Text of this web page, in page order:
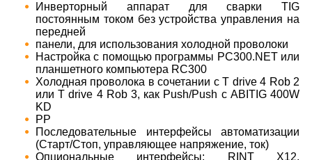
Инверторный аппарат для сварки TIG
постоянным током без устройства управления на
передней
панели, для использования холодной проволоки
Настройка с помощью программы PC300.NET или
планшетного компьютера RC300
Холодная проволока в сочетании с T drive 4 Rob 2
или T drive 4 Rob 3, как Push/Push с ABITIG 400W
KD
PP
Последовательные интерфейсы автоматизации
(Старт/Стоп, управляющее напряжение, ток)
Опциональные интерфейсы: RINT X12,